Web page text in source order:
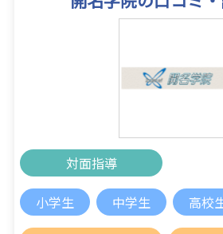
対面指導
小学生 中学生 高校